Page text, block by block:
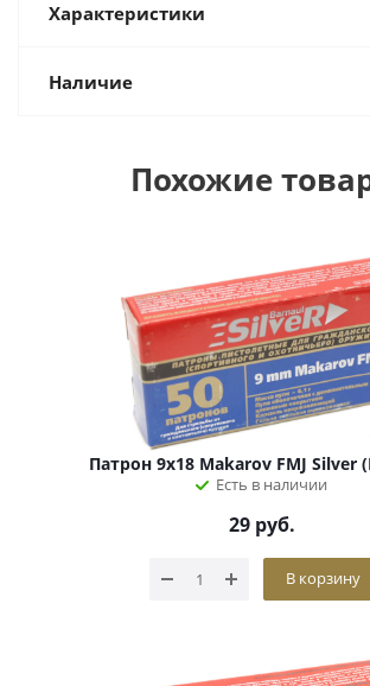
Характеристики
Наличие
Похожие
Патрон 9х18 Makarov FMJ Silver
Есть в наличии
29 руб.
В корзину